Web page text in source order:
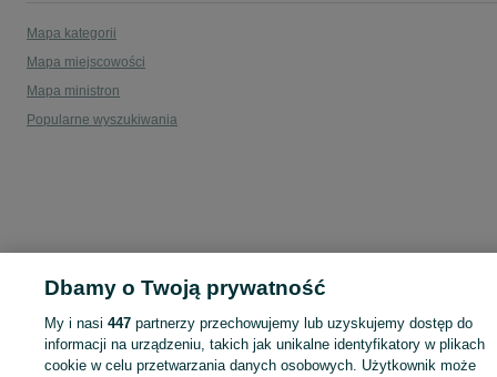
Mapa kategorii
Mapa miejscowości
Mapa ministron
Popularne wyszukiwania
Dbamy o Twoją prywatność
My i nasi447 partnerzy przechowujemy lub uzyskujemy dostęp do
informacji na urządzeniu, takich jak unikalne identyfikatory w plikach
cookie w celu przetwarzania danych osobowych. Użytkownik może